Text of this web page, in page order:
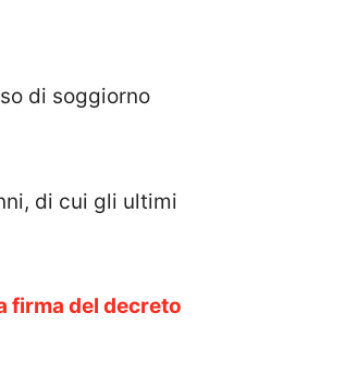
di soggiorno
di cui gli ultimi
firma del decreto